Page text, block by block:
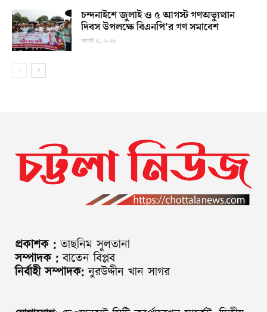
চন্দনাইশে জুলাই ও ৫ আগস্ট গণঅভ্যুত্থান
দিবস উপলক্ষে বিএনপি’র গণ সমাবেশ
আগস্ট ৫, ২০২৬
প্রকাশক : তাছনিম সুলতানা
সম্পাদক : বাতেন বিপ্লব
নির্বাহী সম্পাদক: নুরউদ্দীন খান সাগর